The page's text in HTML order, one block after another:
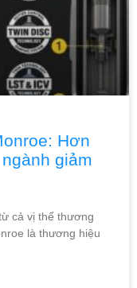
Hơn
giảm
cả vị thế thương
là thương hiệu